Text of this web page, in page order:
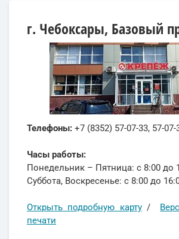
г. Чебоксары, Базовый
Телефоны: +7 (8352) 57-07-33, 57-07-
Часы работы:
Понедельник – Пятница: с 8:00 до
Суббота, Воскресенье: с 8:00 до
Открыть подробную карту/
печати